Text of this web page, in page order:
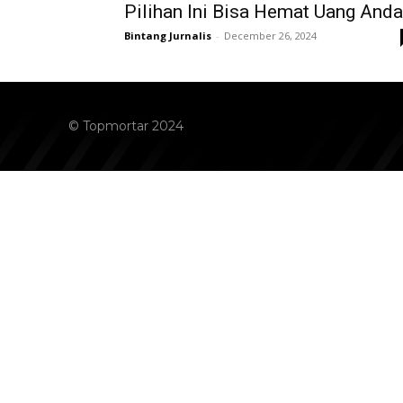
Pilihan Ini Bisa Hemat Uang Anda
Bintang Jurnalis - December 26, 2024
© Topmortar 2024